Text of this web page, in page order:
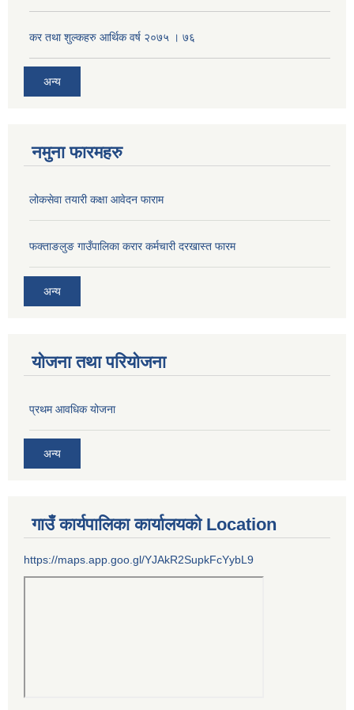
कर तथा शुल्कहरु आर्थिक वर्ष २०७५ । ७६
अन्य
नमुना फारमहरु
लोकसेवा तयारी कक्षा आवेदन फाराम
फक्ताङलुङ गाउँपालिका करार कर्मचारी दरखास्त फारम
अन्य
योजना तथा परियोजना
प्रथम आवधिक योजना
अन्य
गाउँ कार्यपालिका कार्यालयको Location
https://maps.app.goo.gl/YJAkR2SupkFcYybL9